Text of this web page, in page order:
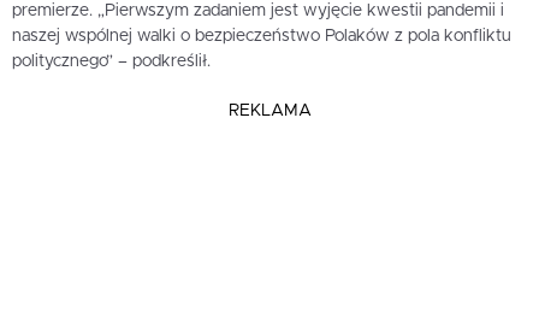
premierze. „Pierwszym zadaniem jest wyjęcie kwestii pandemii i
naszej wspólnej walki o bezpieczeństwo Polaków z pola konfliktu
politycznego” – podkreślił.
REKLAMA